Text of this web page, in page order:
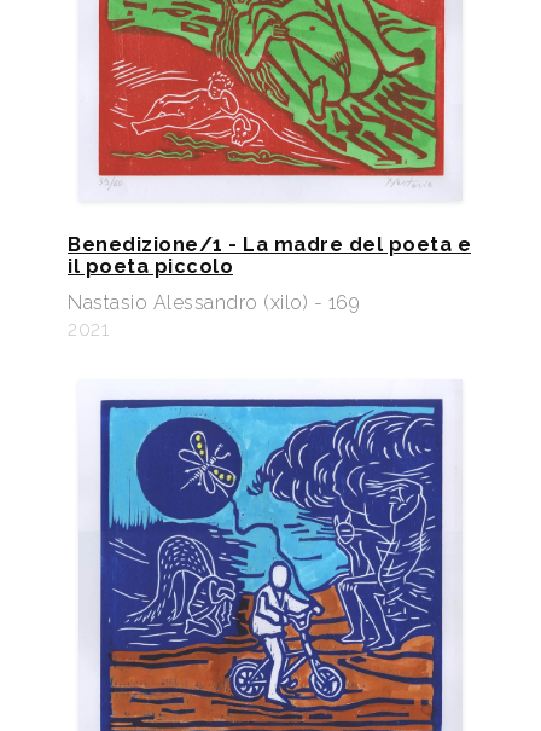
Benedizione/1 - La madre del poeta e
il poeta piccolo
Nastasio Alessandro (xilo) - 169
2021